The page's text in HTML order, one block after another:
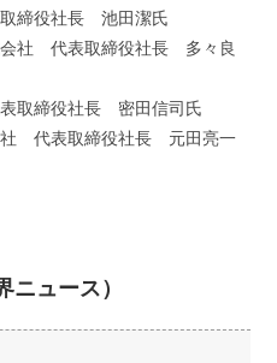
締役社長 池田潔氏
会社 代表取締役社長 多々良
取締役社長 密田信司氏
社 代表取締役社長 元田亮一
ニュース）